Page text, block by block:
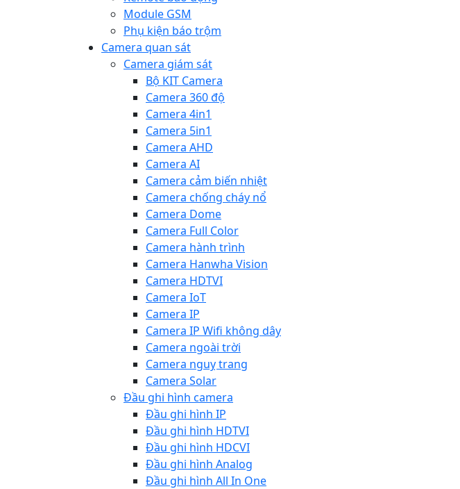
Module GSM
Phụ kiện báo trộm
Camera quan sát
Camera giám sát
Bộ KIT Camera
Camera 360 độ
Camera 4in1
Camera 5in1
Camera AHD
Camera AI
Camera cảm biến nhiệt
Camera chống cháy nổ
Camera Dome
Camera Full Color
Camera hành trình
Camera Hanwha Vision
Camera HDTVI
Camera IoT
Camera IP
Camera IP Wifi không dây
Camera ngoài trời
Camera nguỵ trang
Camera Solar
Đầu ghi hình camera
Đầu ghi hình IP
Đầu ghi hình HDTVI
Đầu ghi hình HDCVI
Đầu ghi hình Analog
Đầu ghi hình All In One